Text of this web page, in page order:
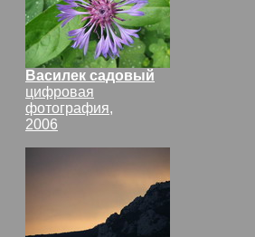
Василек садовый
цифровая
фотография,
2006